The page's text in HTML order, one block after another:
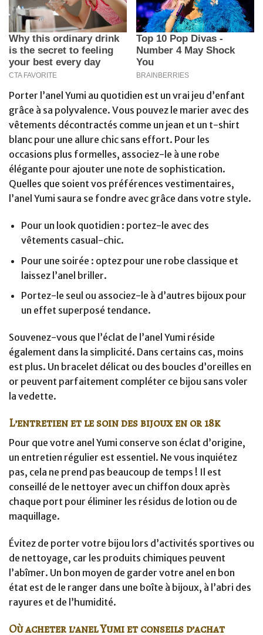
Porter l’anel Yumi au quotidien est un vrai jeu d’enfant
grâce à sa polyvalence. Vous pouvez le marier avec des
vêtements décontractés comme un jean et un t-shirt
blanc pour une allure chic sans effort. Pour les
occasions plus formelles, associez-le à une robe
élégante pour ajouter une note de sophistication.
Quelles que soient vos préférences vestimentaires,
l’anel Yumi saura se fondre avec grâce dans votre style.
Pour un look quotidien : portez-le avec des
vêtements casual-chic.
Pour une soirée : optez pour une robe classique et
laissez l’anel briller.
Portez-le seul ou associez-le à d’autres bijoux pour
un effet superposé tendance.
Souvenez-vous que l’éclat de l’anel Yumi réside
également dans la simplicité. Dans certains cas, moins
est plus. Un bracelet délicat ou des boucles d’oreilles en
or peuvent parfaitement compléter ce bijou sans voler
la vedette.
L’entretien et le soin des bijoux en or 18k
Pour que votre anel Yumi conserve son éclat d’origine,
un entretien régulier est essentiel. Ne vous inquiétez
pas, cela ne prend pas beaucoup de temps ! Il est
conseillé de le nettoyer avec un chiffon doux après
chaque port pour éliminer les résidus de lotion ou de
maquillage.
Évitez de porter votre bijou lors d’activités sportives ou
de nettoyage, car les produits chimiques peuvent
l’abîmer. Un bon moyen de garder votre anel en bon
état est de le ranger dans une boîte à bijoux, à l’abri des
rayures et de l’humidité.
Où acheter l’anel Yumi et conseils d’achat